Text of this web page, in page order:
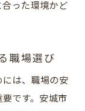
った環境かど
職場選び
は、職場の安
です。安城市